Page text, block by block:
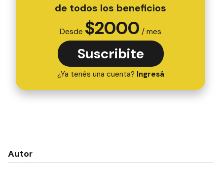
de todos los beneficios
Desde $2000 / mes
Suscribite
¿Ya tenés una cuenta? Ingresá
Autor